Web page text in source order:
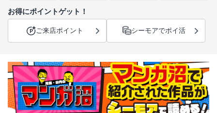
お得にポイントゲット！
ご来店ポイント シーモアでポイ活